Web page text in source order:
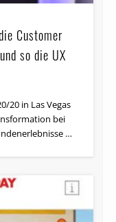
Customer
so die UX
20 in Las Vegas
bei
…